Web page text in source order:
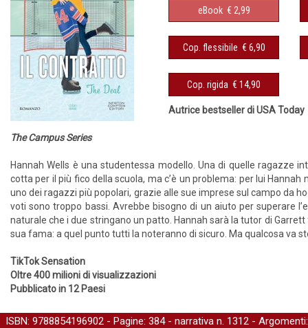
eBook € 2,99
Cop. flessibile € 6,90
Cop. rigida € 14,90
Autrice bestseller di USA Today
The Campus Series
Hannah Wells è una studentessa modello. Una di quelle ragazze
cotta per il più fico della scuola, ma c’è un problema: per lui
uno dei ragazzi più popolari, grazie alle sue imprese sul campo da
voti sono troppo bassi. Avrebbe bisogno di un aiuto per superare
naturale che i due stringano un patto. Hannah sarà la tutor di
sua fama: a quel punto tutti la noteranno di sicuro. Ma qualcosa va
TikTok Sensation
Oltre 400 milioni di visualizzazioni
Pubblicato in 12 Paesi
ISBN: 9788854196902 - Pagine: 384 - narrativa n. 1312 -